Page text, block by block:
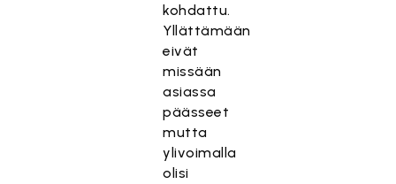
kohdattu.
Yllättämään
eivät
missään
asiassa
päässeet
mutta
ylivoimalla
olisi